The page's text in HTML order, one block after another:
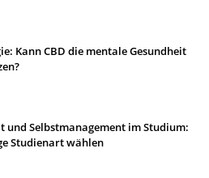
Kann CBD die mentale Gesundheit
und Selbstmanagement im Studium:
Studienart wählen